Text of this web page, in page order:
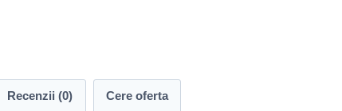
Recenzii (0) Cere oferta